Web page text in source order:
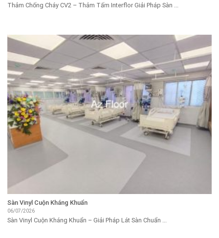
Thảm Chống Cháy CV2 – Thảm Tấm Interflor Giải Pháp Sàn ...
Sàn Vinyl Cuộn Kháng Khuẩn
06/07/2026
Sàn Vinyl Cuộn Kháng Khuẩn – Giải Pháp Lát Sàn Chuẩn ...